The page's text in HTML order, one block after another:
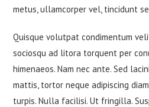
metus, ullamcorper vel, tincidunt
Quisque volutpat condimentum
sociosqu ad litora torquent per
himenaeos. Nam nec ante. Sed
mattis, tortor neque adipiscing
turpis. Nulla facilisi. Ut fringilla.